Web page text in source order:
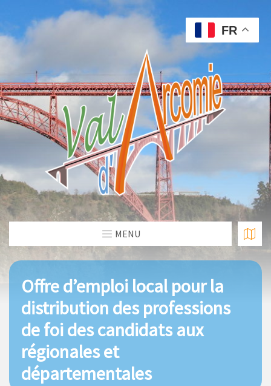
MENU
Offre d’emploi local pour la
distribution des professions
de foi des candidats aux
régionales et
départementales
FR